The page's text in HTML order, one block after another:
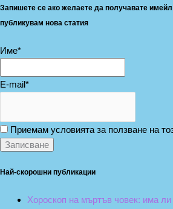
Запишете се ако желаете да получавате имейл
публикувам нова статия
Име*
E-mail*
Приемам условията за ползване на
Най-скорошни публикации
Хороскоп на мъртъв човек: има ли